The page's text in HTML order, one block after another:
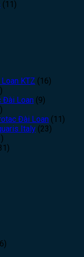
(11)
KTZ (16)
Đài Loan (9)
Đài Loan (11)
Italy (23)